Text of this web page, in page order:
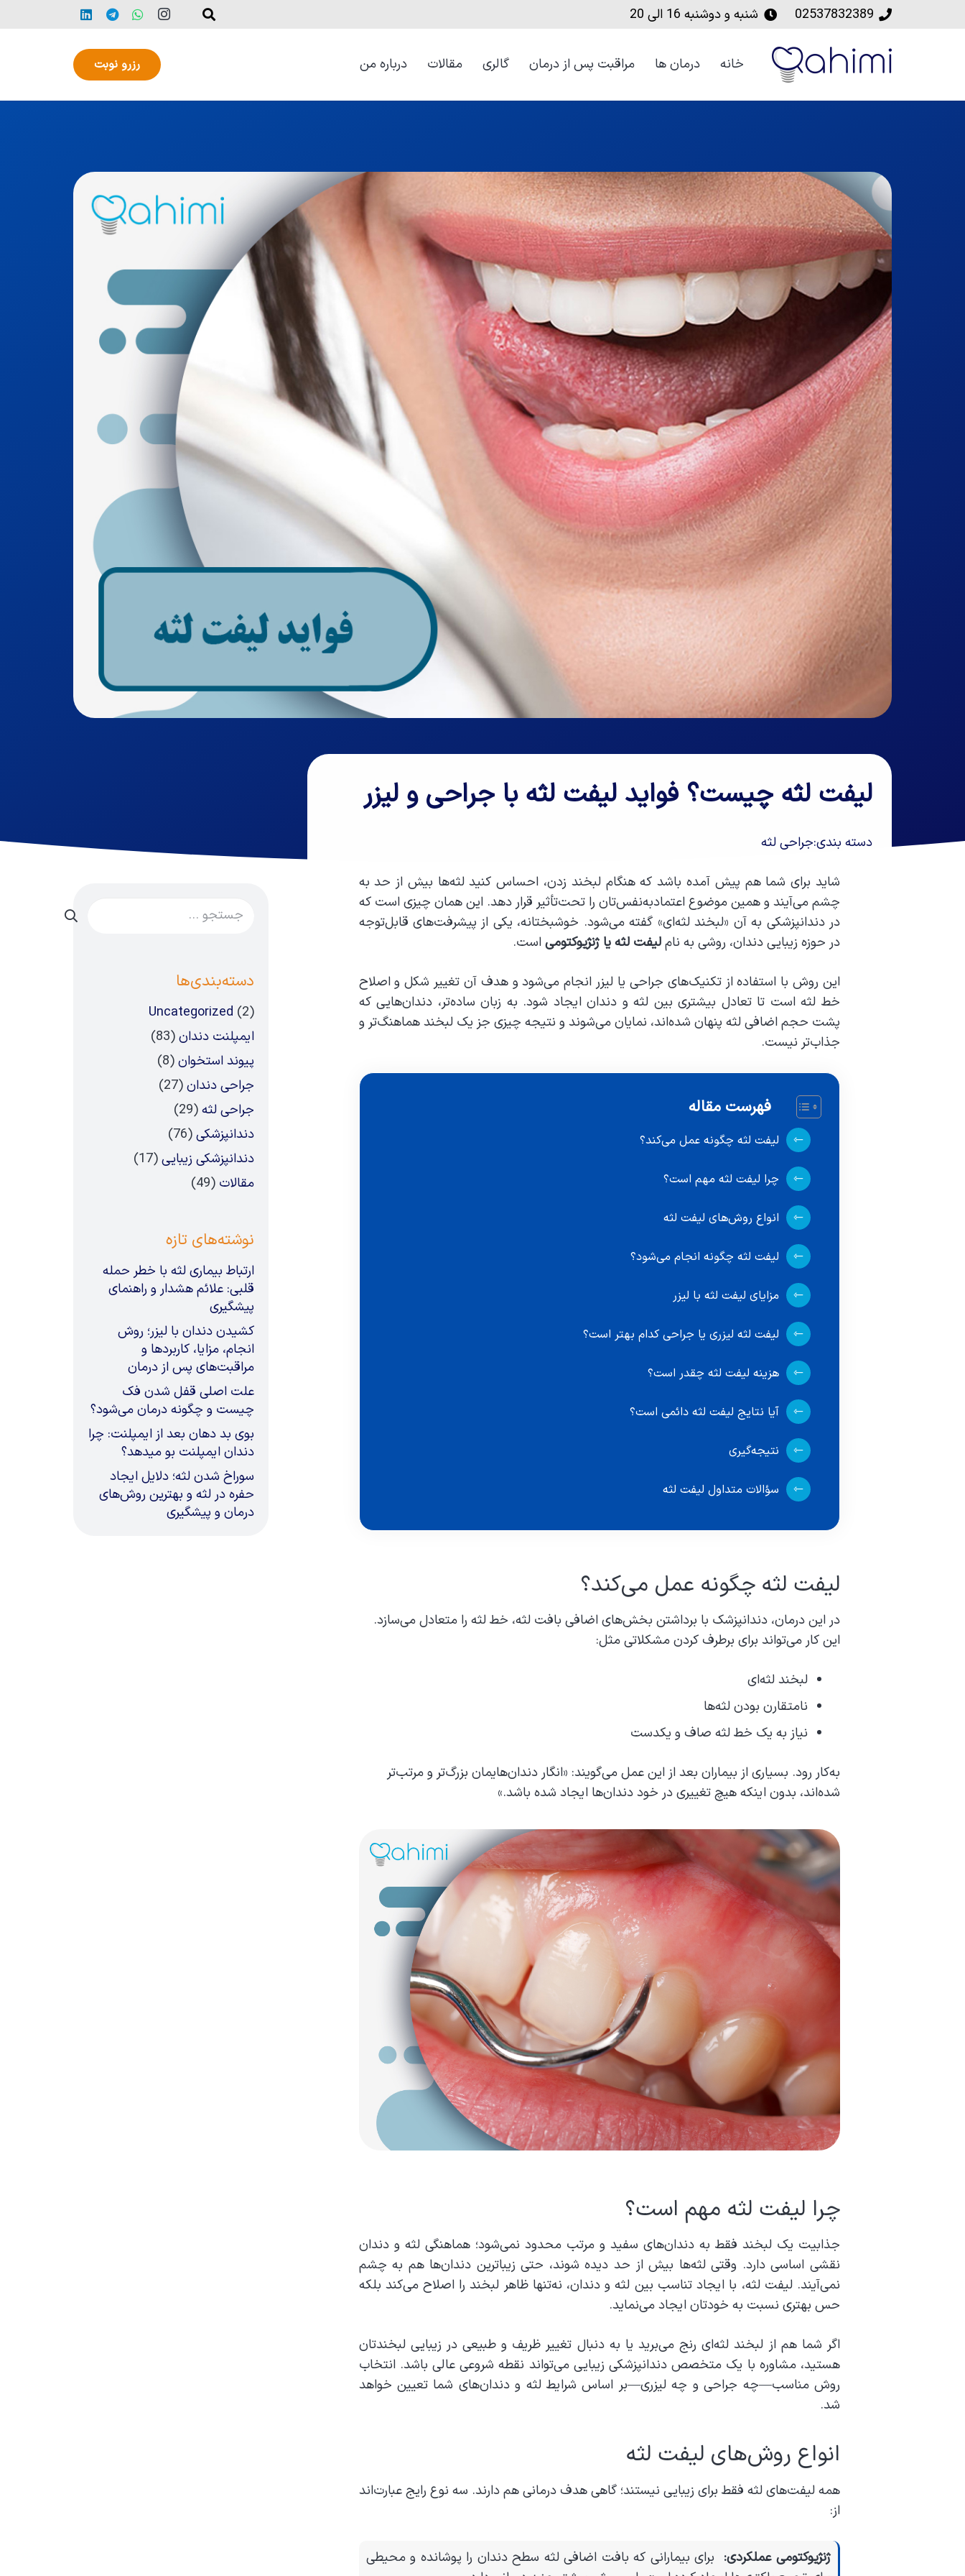
02537832389 شنبه و دوشنبه‌ 16 الی 20
خانه درمان ها مراقبت‌ پس از درمان گالری مقالات درباره من رزرو نوبت
لیفت لثه چیست؟ فواید لیفت لثه با جراحی و لیزر
دسته بندی:جراحی لثه
شاید برای شما هم پیش آمده باشد که هنگام لبخند زدن، احساس کنید لثه‌ها بیش از حد به
چشم می‌آیند و همین موضوع اعتمادبه‌نفس‌تان را تحت‌تأثیر قرار دهد. این همان چیزی است که
در دندانپزشکی به آن «لبخند لثه‌ای» گفته می‌شود. خوشبختانه، یکی از پیشرفت‌های قابل‌توجه
در حوزه زیبایی دندان، روشی به ناملیفت لثه یا ژنژیوکتومیاست.
این روش با استفاده از تکنیک‌های جراحی یا لیزر انجام می‌شود و هدف آن تغییر شکل و اصلاح
خط لثه است تا تعادل بیشتری بین لثه و دندان ایجاد شود. به زبان ساده‌تر، دندان‌هایی که
پشت حجم اضافی لثه پنهان شده‌اند، نمایان می‌شوند و نتیجه چیزی جز یک لبخند هماهنگ‌تر و
جذاب‌تر نیست.
فهرست مقاله
لیفت لثه چگونه عمل می‌کند؟
چرا لیفت لثه مهم است؟
انواع روش‌های لیفت لثه
لیفت لثه چگونه انجام می‌شود؟
مزایای لیفت لثه با لیزر
لیفت لثه لیزری یا جراحی کدام بهتر است؟
هزینه لیفت لثه چقدر است؟
آیا نتایج لیفت لثه دائمی است؟
نتیجه‌گیری
سؤالات متداول لیفت لثه
لیفت لثه چگونه عمل می‌کند؟
در این درمان، دندانپزشک با برداشتن بخش‌های اضافی بافت لثه، خط لثه را متعادل می‌سازد.
این کار می‌تواند برای برطرف کردن مشکلاتی مثل:
لبخند لثه‌ای
نامتقارن بودن لثه‌ها
نیاز به یک خط لثه صاف و یکدست
به‌کار رود. بسیاری از بیماران بعد از این عمل می‌گویند: «انگار دندان‌هایمان بزرگ‌تر و مرتب‌تر
شده‌اند، بدون اینکه هیچ تغییری در خود دندان‌ها ایجاد شده باشد.»
چرا لیفت لثه مهم است؟
جذابیت یک لبخند فقط به دندان‌های سفید و مرتب محدود نمی‌شود؛ هماهنگی لثه و دندان
نقشی اساسی دارد. وقتی لثه‌ها بیش از حد دیده شوند، حتی زیباترین دندان‌ها هم به چشم
نمی‌آیند. لیفت لثه، با ایجاد تناسب بین لثه و دندان، نه‌تنها ظاهر لبخند را اصلاح می‌کند بلکه
حس بهتری نسبت به خودتان ایجاد می‌نماید.
اگر شما هم از لبخند لثه‌ای رنج می‌برید یا به دنبال تغییر ظریف و طبیعی در زیبایی لبخندتان
هستید، مشاوره با یک متخصص دندانپزشکی زیبایی می‌تواند نقطه شروعی عالی باشد. انتخاب
روش مناسب—چه جراحی و چه لیزری—بر اساس شرایط لثه و دندان‌های شما تعیین خواهد
شد.
انواع روش‌های لیفت لثه
همه لیفت‌های لثه فقط برای زیبایی نیستند؛ گاهی هدف درمانی هم دارند. سه نوع رایج عبارت‌اند
از:
ژنژیوکتومی عملکردی: برای بیمارانی که بافت اضافی لثه سطح دندان را پوشانده و محیطی
جستجو
برای:
دسته‌بندی‌ها
Uncategorized (2)
ایمپلنت دندان(83)
پیوند استخوان(8)
جراحی دندان(27)
جراحی لثه(29)
دندانپزشکی(76)
دندانپزشکی زیبایی(17)
مقالات (49)
نوشته‌های تازه
ارتباط بیماری لثه با خطر حمله
قلبی: علائم هشدار و راهنمای
پیشگیری
کشیدن دندان با لیزر؛ روش
انجام، مزایا، کاربردها و
مراقبت‌های پس از درمان
علت اصلی قفل شدن فک
چیست و چگونه درمان می‌شود؟
بوی بد دهان بعد از ایمپلنت: چرا
دندان ایمپلنت بو میدهد؟
سوراخ شدن لثه؛ دلایل ایجاد
حفره در لثه و بهترین روش‌های
درمان و پیشگیری